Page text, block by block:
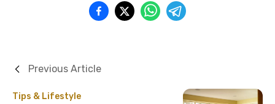
Tips & Lifestyle
Previous Article